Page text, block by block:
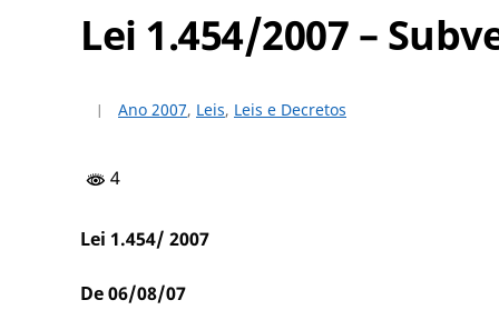
Lei 1.454/2007 –
Ano 2007, Leis, Leis e Decretos
4
Lei 1.454/ 2007
De 06/08/07